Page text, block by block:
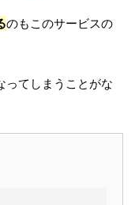
のもこのサービスの
ってしまうことがな